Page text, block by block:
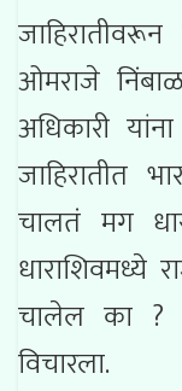
ओमराजे
अधिकारी
जाहिरातीत
चालतं मग
धाराशिवमध्ये
चालेल का ?
विचारला.